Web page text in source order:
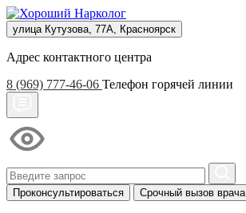
улица Кутузова, 77А, Красноярск
Адрес контактного центра
8 (969) 777-46-06 Телефон горячей линии
Проконсультироваться Срочный вызов врача